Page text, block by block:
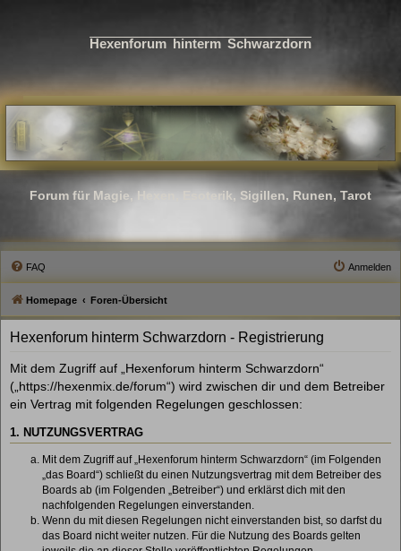
Hexenforum hinterm Schwarzdorn
Forum für Magie, Hexen, Esoterik, Sigillen, Runen, Tarot
FAQ Anmelden
Homepage Foren-Übersicht
Hexenforum hinterm Schwarzdorn - Registrierung
Mit dem Zugriff auf „Hexenforum hinterm Schwarzdorn“
(„https://hexenmix.de/forum“) wird zwischen dir und dem Betreiber
ein Vertrag mit folgenden Regelungen geschlossen:
1. NUTZUNGSVERTRAG
Mit dem Zugriff auf „Hexenforum hinterm Schwarzdorn“ (im Folgenden
„das Board“) schließt du einen Nutzungsvertrag mit dem Betreiber des
Boards ab (im Folgenden „Betreiber“) und erklärst dich mit den
nachfolgenden Regelungen einverstanden.
Wenn du mit diesen Regelungen nicht einverstanden bist, so darfst du
das Board nicht weiter nutzen. Für die Nutzung des Boards gelten